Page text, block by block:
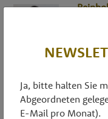
Ja, bitte halten Sie
Abgeordneten
E-Mail pro Monat).